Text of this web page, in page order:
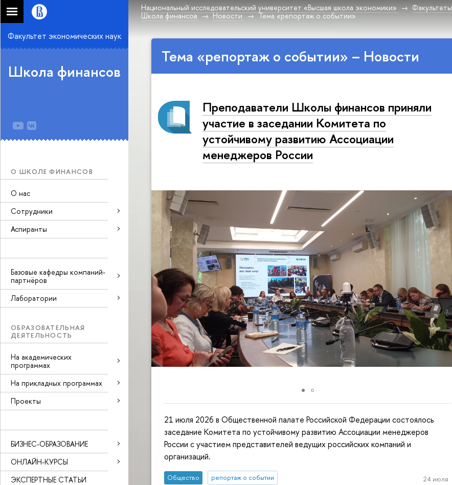
Национальный исследовательский университет «Высшая школа экономики» Факультеты
Школа финансов
Новости Тема «репортаж о событии»
Факультет экономических наук
Школа финансов
О ШКОЛЕ ФИНАНСОВ
О нас
Сотрудники
Аспиранты
Базовые кафедры компаний-
партнёров
Лаборатории
ОБРАЗОВАТЕЛЬНАЯ
ДЕЯТЕЛЬНОСТЬ
На академических
программах
На прикладных программах
Проекты
БИЗНЕС-ОБРАЗОВАНИЕ
ОНЛАЙН-КУРСЫ
ЭКСПЕРТНЫЕ СТАТЬИ
Тема «репортаж о событии» – Новости
Преподаватели Школы финансов приняли
участие в заседании Комитета по
устойчивому развитию Ассоциации
менеджеров России
21 июля 2026 в Общественной палате Российской Федерации состоялось
заседание Комитета по устойчивому развитию Ассоциации менеджеров
России с участием представителей ведущих российских компаний и
организаций.
Общество репортаж о событии 24 июля